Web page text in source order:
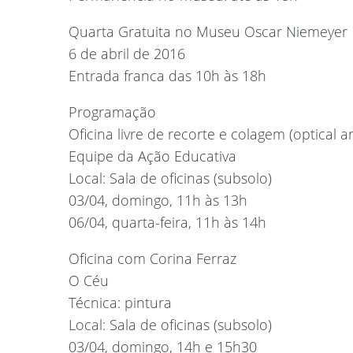
Quarta Gratuita no Museu Oscar Niemeyer
6 de abril de 2016
Entrada franca das 10h às 18h
Programação
Oficina livre de recorte e colagem (optical
Equipe da Ação Educativa
Local: Sala de oficinas (subsolo)
03/04, domingo, 11h às 13h
06/04, quarta-feira, 11h às 14h
Oficina com Corina Ferraz
O Céu
Técnica: pintura
Local: Sala de oficinas (subsolo)
03/04, domingo, 14h e 15h30